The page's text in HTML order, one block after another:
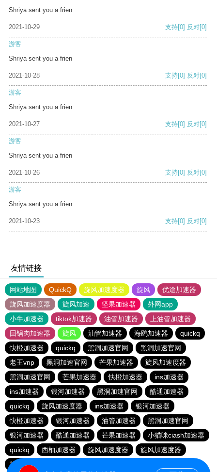
Shriya sent you a frien
2021-10-29 支持[0] 反对[0]
游客
Shriya sent you a frien
2021-10-28 支持[0] 反对[0]
游客
Shriya sent you a frien
2021-10-27 支持[0] 反对[0]
游客
Shriya sent you a frien
2021-10-26 支持[0] 反对[0]
游客
Shriya sent you a frien
2021-10-23 支持[0] 反对[0]
友情链接
网站地图 QuickQ 旋风加速度器 旋风
优途加速器
旋风加速度器
旋风加速 坚果加速器
外网app
小牛加速器
tiktok加速器 油管加速器
上油管加速器
回锅肉加速器
旋风 油管加速器 海鸥加速器
quickq
快橙加速器
quickq 黑洞加速官网
黑洞加速官网
老王vnp
黑洞加速官网 芒果加速器
旋风加速度器
黑洞加速官网
芒果加速器 快橙加速器
ins加速器
ins加速器
银河加速器 黑洞加速官网
酷通加速器
quickq
旋风加速度器 ins加速器
银河加速器
快橙加速器
银河加速器 油管加速器
黑洞加速官网
银河加速器
酷通加速器 芒果加速器
小猫咪ciash加速器
quickq
西柚加速器 旋风加速度器
旋风加速度器
旋风加速度器